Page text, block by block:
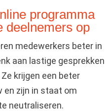
programma
deelnemers op
medewerkers beter in
aan lastige gesprekken
krijgen een beter
en zijn in staat om
neutraliseren.